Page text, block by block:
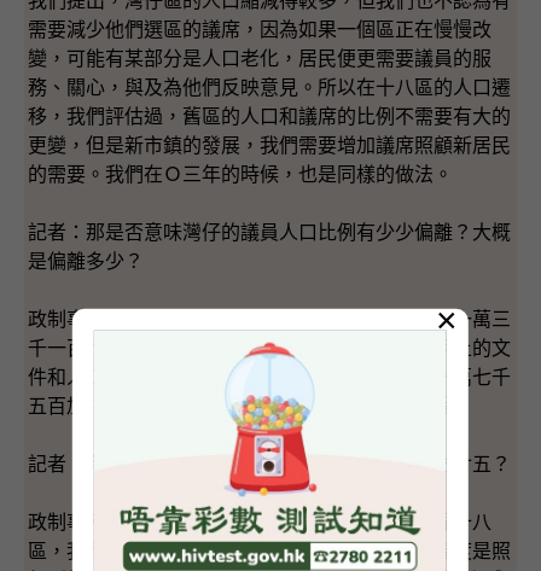
需要減少他們選區的議席，因為如果一個區正在慢慢改
變，可能有某部分是人口老化，居民便更需要議員的服
務、關心，與及為他們反映意見。所以在十八區的人口遷
移，我們評估過，舊區的人口和議席的比例不需要有大的
更變，但是新市鎮的發展，我們需要增加議席照顧新居民
的需要。我們在Ｏ三年的時候，也是同樣的做法。
記者：那是否意味灣仔的議員人口比例有少少偏離？大概
是偏離多少？
政制事務局局長：在灣仔的議員和人口比例大約是一萬三
千一百六十四（人），這是我們的估計，你們從手上的文
件和人口數字可以計算得到。這依然符合我們的一萬七千
五百加減百分之廿五的幅度裏，整體而言可以接受。
記者：有沒有一些區人口減少的幅度已超過百分之廿五？
政制事務局局長：整體而言，在香港、九龍、新界十八
區，我們的一萬七千五百加減百分之廿五，這個幅度是照
×